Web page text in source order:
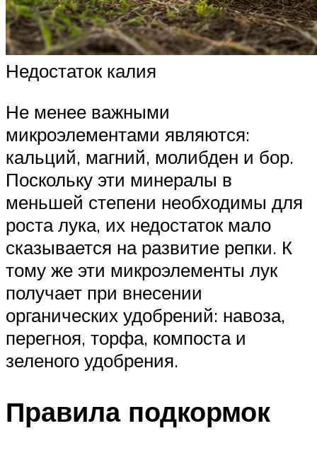
Недостаток калия
Не менее важными
микроэлементами являются:
кальций, магний, молибден и бор.
Поскольку эти минералы в
меньшей степени необходимы для
роста лука, их недостаток мало
сказывается на развитие репки. К
тому же эти микроэлементы лук
получает при внесении
органических удобрений: навоза,
перегноя, торфа, компоста и
зеленого удобрения.
Правила подкормок